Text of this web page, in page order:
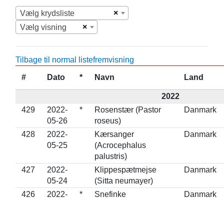
×
Vælg krydsliste
×
Vælg visning
Tilbage til normal listefremvisning
# Dato * Navn Land
2022
429
2022-
05-26
*
Rosenstær (Pastor
roseus)
Danmark
428
2022-
05-25
Kærsanger
(Acrocephalus
palustris)
Danmark
427
2022-
05-24
Klippespætmejse
(Sitta neumayer)
Danmark
426
2022-
*
Snefinke
Danmark